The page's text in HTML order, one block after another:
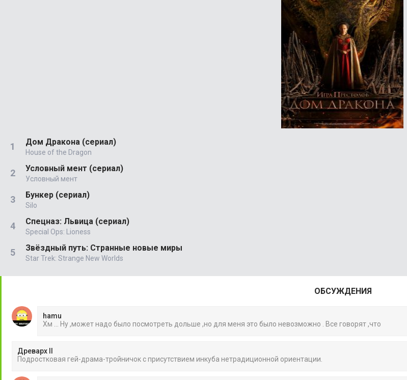
Дом Дракона (сериал)
House of the Dragon
Условный мент (сериал)
Условный мент
Бункер (сериал)
Silo
Спецназ: Львица (сериал)
Special Ops: Lioness
Звёздный путь: Странные новые миры
Star Trek: Strange New Worlds
ОБСУЖДЕНИЯ
hamu
Хм ... Ну ,может надо было посмотреть дольше ,но для меня это было невозможно . Все говорят ,что
Древарх II
Подростковая гей-драма-тройничок с присутствием инкуба нетрадиционной ориентации.